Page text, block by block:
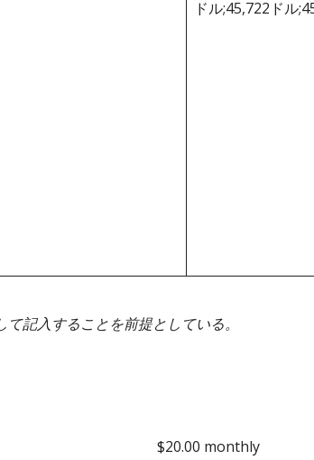
ドル;45,722ドル
記入することを前提としている。
$20.00 monthly